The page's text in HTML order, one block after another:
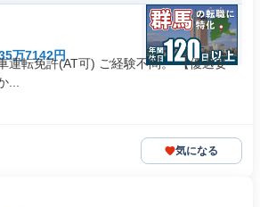
万7142円
運転免許(AT可) ご経験不問。 【優遇要
...
気になる